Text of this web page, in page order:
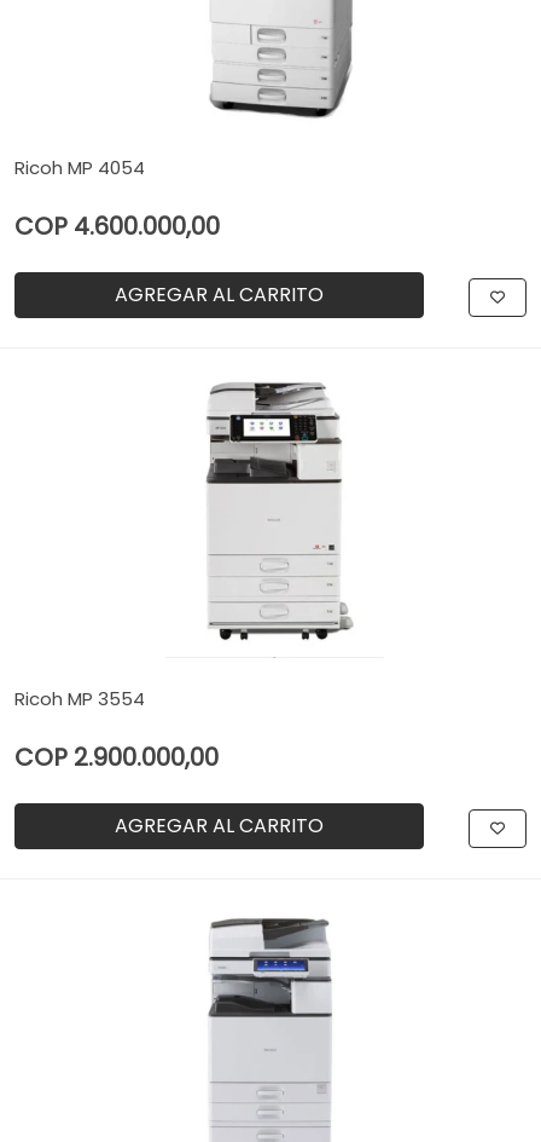
Ricoh MP 4054
COP 4.600.000,00
AGREGAR AL CARRITO
Ricoh MP 3554
COP 2.900.000,00
AGREGAR AL CARRITO